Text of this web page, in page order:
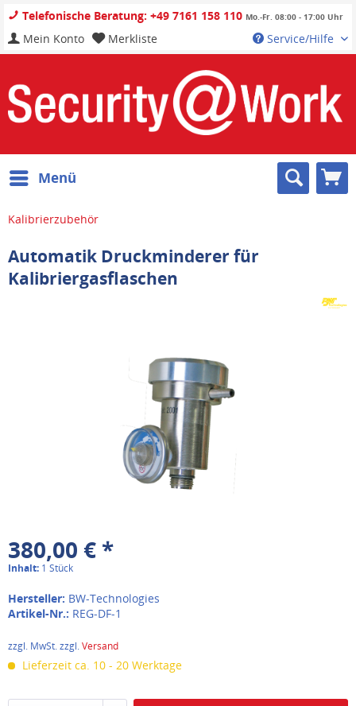
Telefonische Beratung: +49 7161 158 110 Mo.-Fr. 08:00 - 17:00 Uhr
Service/Hilfe
Mein Konto Merkliste
Menü
Kalibrierzubehör
Automatik Druckminderer für
Kalibriergasflaschen
380,00 € *
Inhalt: 1 Stück
Hersteller: BW-Technologies
Artikel-Nr.: REG-DF-1
zzgl. MwSt. zzgl.Versand
Lieferzeit ca. 10 - 20 Werktage